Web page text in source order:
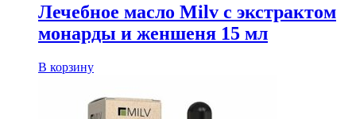
Лечебное масло Milv с экстрактом
монарды и женшеня 15 мл
В корзину